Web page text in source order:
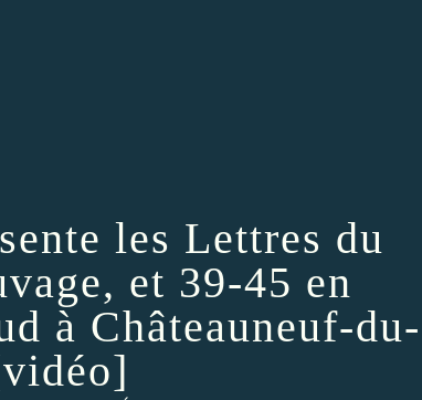
les Lettres du
et 39-45 en
à Châteauneuf-du-